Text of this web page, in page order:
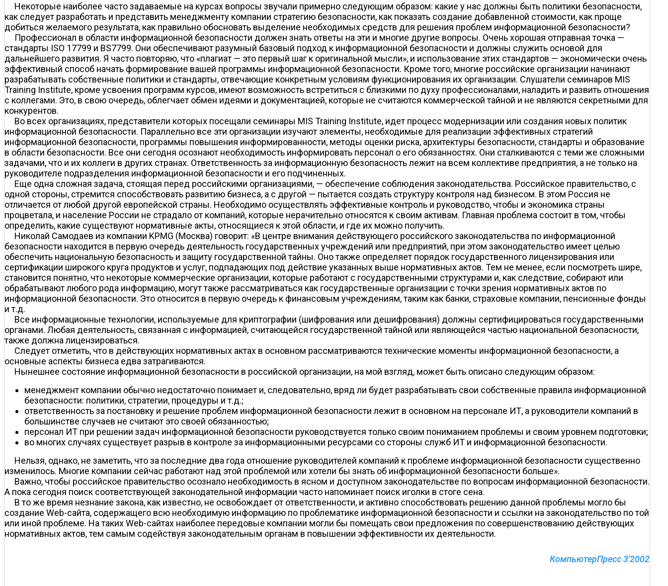
Некоторые наиболее часто задаваемые на курсах вопросы звучали примерно следующим образом: какие у нас должны быть политики безопасности,
как следует разработать и представить менеджменту компании стратегию безопасности, как показать создание добавленной стоимости, как проще
добиться желаемого результата, как правильно обосновать выделение необходимых средств для решения проблем информационной безопасности?
Профессионал в области информационной безопасности должен знать ответы на эти и многие другие вопросы. Очень хорошая отправная точка —
стандарты ISO 17799 и BS7799. Они обеспечивают разумный базовый подход к информационной безопасности и должны служить основой для
дальнейшего развития. Я часто повторяю, что «плагиат — это первый шаг к оригинальной мысли», и использование этих стандартов — экономически очень
эффективный способ начать формирование вашей программы информационной безопасности. Кроме того, многие российские организации начинают
разрабатывать собственные политики и стандарты, отвечающие конкретным условиям функционирования их организации. Слушатели семинаров MIS
Training Institute, кроме усвоения программ курсов, имеют возможность встретиться с близкими по духу профессионалами, наладить и развить отношения
с коллегами. Это, в свою очередь, облегчает обмен идеями и документацией, которые не считаются коммерческой тайной и не являются секретными для
конкурентов.
Во всех организациях, представители которых посещали семинары MIS Training Institute, идет процесс модернизации или создания новых политик
информационной безопасности. Параллельно все эти организации изучают элементы, необходимые для реализации эффективных стратегий
информационной безопасности, программы повышения информированности, методы оценки риска, архитектуры безопасности, стандарты и образование
в области безопасности. Все они сегодня осознают необходимость информировать персонал о его обязанностях. Они сталкиваются с теми же сложными
задачами, что и их коллеги в других странах. Ответственность за информационную безопасность лежит на всем коллективе предприятия, а не только на
руководителе подразделения информационной безопасности и его подчиненных.
Еще одна сложная задача, стоящая перед российскими организациями, — обеспечение соблюдения законодательства. Российское правительство, с
одной стороны, стремится способствовать развитию бизнеса, а с другой — пытается создать структуру контроля над бизнесом. В этом Россия не
отличается от любой другой европейской страны. Необходимо осуществлять эффективные контроль и руководство, чтобы и экономика страны
процветала, и население России не страдало от компаний, которые нерачительно относятся к своим активам. Главная проблема состоит в том, чтобы
определить, какие существуют нормативные акты, относящиеся к этой области, и где их можно получить.
Николай Самодаев из компании KPMG (Москва) говорит: «В центре внимания действующего российского законодательства по информационной
безопасности находится в первую очередь деятельность государственных учреждений или предприятий, при этом законодательство имеет целью
обеспечить национальную безопасность и защиту государственной тайны. Оно также определяет порядок государственного лицензирования или
сертификации широкого круга продуктов и услуг, подпадающих под действие указанных выше нормативных актов. Тем не менее, если посмотреть шире,
становится понятно, что некоторые коммерческие организации, которые работают с государственными структурами и, как следствие, собирают или
обрабатывают любого рода информацию, могут также рассматриваться как государственные организации с точки зрения нормативных актов по
информационной безопасности. Это относится в первую очередь к финансовым учреждениям, таким как банки, страховые компании, пенсионные фонды
и т.д.
Все информационные технологии, используемые для криптографии (шифрования или дешифрования) должны сертифицироваться государственными
органами. Любая деятельность, связанная с информацией, считающейся государственной тайной или являющейся частью национальной безопасности,
также должна лицензироваться.
Следует отметить, что в действующих нормативных актах в основном рассматриваются технические моменты информационной безопасности, а
основные аспекты бизнеса едва затрагиваются.
Нынешнее состояние информационной безопасности в российской организации, на мой взгляд, может быть описано следующим образом:
менеджмент компании обычно недостаточно понимает и, следовательно, вряд ли будет разрабатывать свои собственные правила информационной
безопасности: политики, стратегии, процедуры и т.д.;
ответственность за постановку и решение проблем информационной безопасности лежит в основном на персонале ИТ, а руководители компаний в
большинстве случаев не считают это своей обязанностью;
персонал ИТ при решении задач информационной безопасности руководствуется только своим пониманием проблемы и своим уровнем подготовки;
во многих случаях существует разрыв в контроле за информационными ресурсами со стороны служб ИТ и информационной безопасности.
Нельзя, однако, не заметить, что за последние два года отношение руководителей компаний к проблеме информационной безопасности существенно
изменилось. Многие компании сейчас работают над этой проблемой или хотели бы знать об информационной безопасности больше».
Важно, чтобы российское правительство осознало необходимость в ясном и доступном законодательстве по вопросам информационной безопасности.
А пока сегодня поиск соответствующей законодательной информации часто напоминает поиск иголки в стоге сена.
В то же время незнание закона, как известно, не освобождает от ответственности, и активно способствовать решению данной проблемы могло бы
создание Web-сайта, содержащего всю необходимую информацию по проблематике информационной безопасности и ссылки на законодательство по той
или иной проблеме. На таких Web-сайтах наиболее передовые компании могли бы помещать свои предложения по совершенствованию действующих
нормативных актов, тем самым содействуя законодательным органам в повышении эффективности их деятельности.
КомпьютерПресс 3'2002